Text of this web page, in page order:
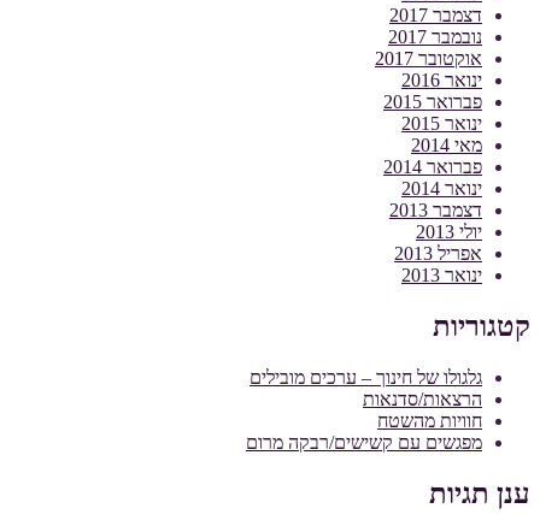
דצמבר 2017
נובמבר 2017
אוקטובר 2017
ינואר 2016
פברואר 2015
ינואר 2015
מאי 2014
פברואר 2014
ינואר 2014
דצמבר 2013
יולי 2013
אפריל 2013
ינואר 2013
קטגוריות
גלגולו של חינוך – ערכים מובילים
הרצאות/סדנאות
חוויות מהשטח
מפגשים עם קשישים/רבקה מרום
ענן תגיות